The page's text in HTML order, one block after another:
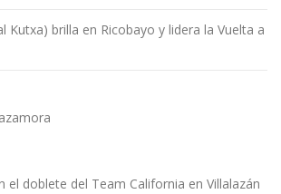
Kutxa) brilla en Ricobayo y lidera la Vuelta a
el doblete del Team California en Villalazán